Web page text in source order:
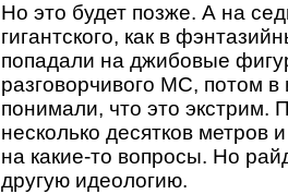
Но это будет позже. А на
гигантского, как в
попадали на джибовые
разговорчивого МС, потом
понимали, что это экстрим.
несколько десятков метров
на какие-то вопросы. Но
другую идеологию.